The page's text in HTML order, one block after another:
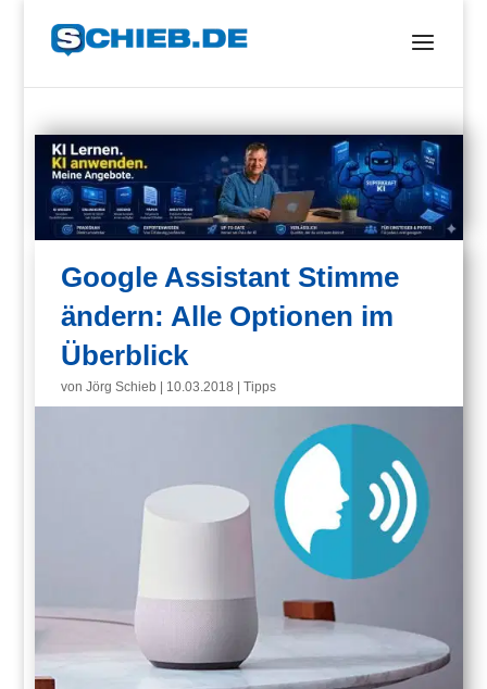
Google Assistant Stimme
ändern: Alle Optionen im
Überblick
vonJörg Schieb 10.03.2018 |Tipps